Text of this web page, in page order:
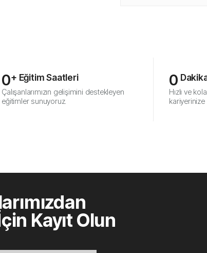
Çalışanlarımızın gelişimini destekleyen
eğitimler sunuyoruz.
0+ Eğitim Saatleri
Hızlı ve
kariyerinize
0
Kayıt Olun